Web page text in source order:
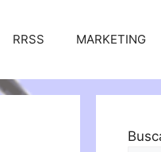
RRSS MARKETING